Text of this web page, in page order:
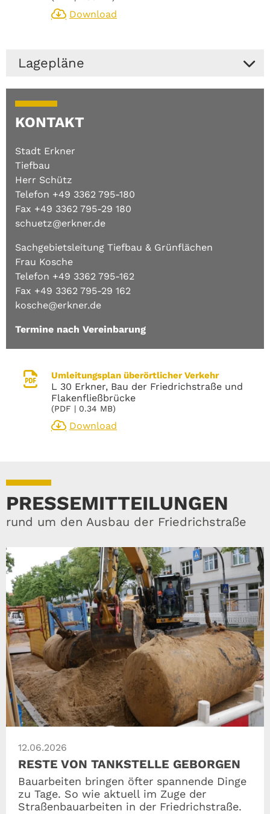
Download
Lagepläne
Friedrichstraße in Erkner.
Friedensplatz bis Beuststraße
Lageplan
Rathaus und Wollankstraße
Download
Lageplan
Kino Movieland und Karl-Tietz-
Straße
Lageplan
Löcknitz Grundschule und Ovaler
Kreisel
(PDF| 0.91 MB)
Download
KONTAKT
Stadt Erkner
Tiefbau
Herr Schütz
Telefon +49 3362 795-180
Fax +49 3362 795-29 180
schuetz@erkner.de
Sachgebietsleitung Tiefbau & Grünflächen
Frau Kosche
Telefon +49 3362 795-162
Fax +49 3362 795-29 162
kosche@erkner.de
Termine nach Vereinbarung
Umleitungsplan überörtlicher Verkehr
L 30 Erkner, Bau der Friedrichstraße und
Flakenfließbrücke
(PDF | 0.34 MB)
Download
PRESSEMITTEILUNGEN
rund um den Ausbau der Friedrichstraße
12.06.2026
RESTE VON TANKSTELLE GEBORGEN
Bauarbeiten bringen öfter spannende Dinge
zu Tage. So wie aktuell im Zuge der
Straßenbauarbeiten in der Friedrichstraße.